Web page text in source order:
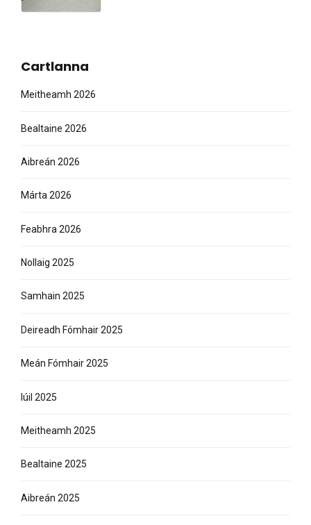
Cartlanna
Meitheamh 2026
Bealtaine 2026
Aibreán 2026
Márta 2026
Feabhra 2026
Nollaig 2025
Samhain 2025
Deireadh Fómhair 2025
Meán Fómhair 2025
Iúil 2025
Meitheamh 2025
Bealtaine 2025
Aibreán 2025